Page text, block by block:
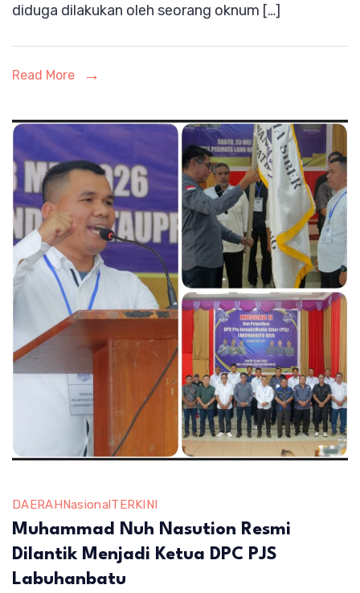
diduga dilakukan oleh seorang oknum […]
Read More
DAERAH Nasional TERKINI
Muhammad Nuh Nasution Resmi
Dilantik Menjadi Ketua DPC PJS
Labuhanbatu